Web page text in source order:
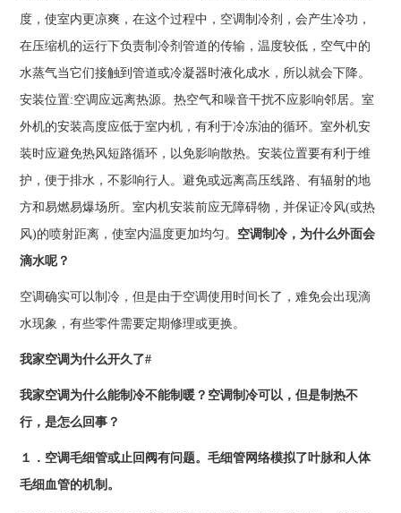
度，使室内更凉爽，在这个过程中，空调制冷剂，会产生冷功，
在压缩机的运行下负责制冷剂管道的传输，温度较低，空气中的
水蒸气当它们接触到管道或冷凝器时液化成水，所以就会下降。
安装位置:空调应远离热源。热空气和噪音干扰不应影响邻居。室
外机的安装高度应低于室内机，有利于冷冻油的循环。室外机安
装时应避免热风短路循环，以免影响散热。安装位置要有利于维
护，便于排水，不影响行人。避免或远离高压线路、有辐射的地
方和易燃易爆场所。室内机安装前应无障碍物，并保证冷风(或热
风)的喷射距离，使室内温度更加均匀。 空调制冷，为什么外面会
滴水呢？
空调确实可以制冷，但是由于空调使用时间长了，难免会出现滴
水现象，有些零件需要定期修理或更换。
我家空调为什么开久了#
我家空调为什么能制冷不能制暖？ 空调制冷可以，但是制热不
行，是怎么回事？
１．空调毛细管或止回阀有问题。毛细管网络模拟了叶脉和人体
毛细血管的机制。